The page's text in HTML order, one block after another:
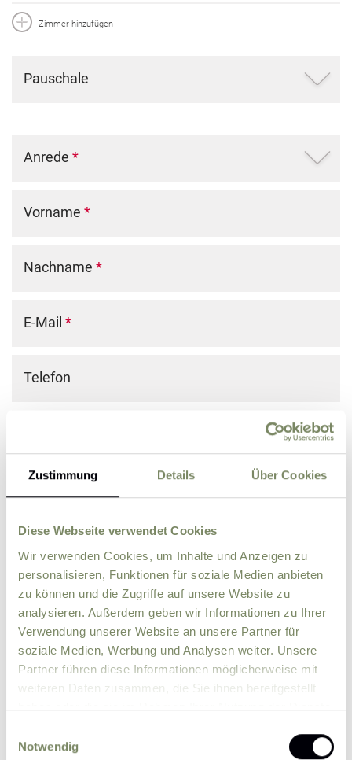
Zustimmung Details Über Cookies
Diese Webseite verwendet Cookies
Wir verwenden Cookies, um Inhalte und Anzeigen zu
personalisieren, Funktionen für soziale Medien anbieten
zu können und die Zugriffe auf unsere Website zu
analysieren. Außerdem geben wir Informationen zu Ihrer
Verwendung unserer Website an unsere Partner für
soziale Medien, Werbung und Analysen weiter. Unsere
Partner führen diese Informationen möglicherweise mit
weiteren Daten zusammen, die Sie ihnen bereitgestellt
haben oder die sie im Rahmen Ihrer Nutzung der Dienste
Notwendig
Zimmer hinzufügen
Pauschale
Anrede *
Vorname *
Nachname *
E-Mail *
Telefon
Zusätzliche Angaben, Fragen oder Wünsche